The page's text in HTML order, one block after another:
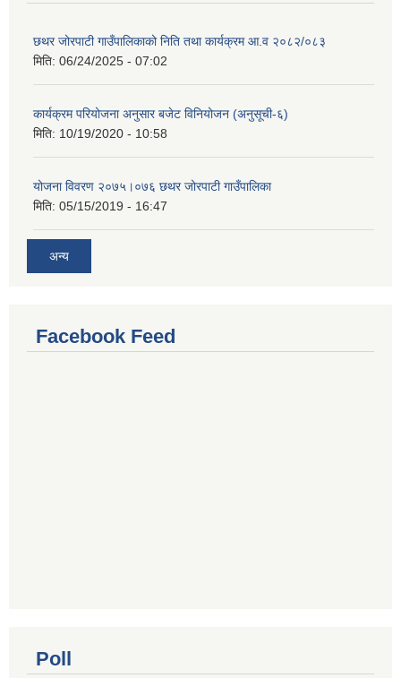
छथर जोरपाटी गाउँपालिकाको निति तथा कार्यक्रम आ.व २०८२/०८३
मिति: 06/24/2025 - 07:02
कार्यक्रम परियोजना अनुसार बजेट विनियोजन (अनुसूची-६)
मिति: 10/19/2020 - 10:58
योजना विवरण २०७५।०७६ छथर जोरपाटी गाउँपालिका
मिति: 05/15/2019 - 16:47
अन्य
Facebook Feed
Poll